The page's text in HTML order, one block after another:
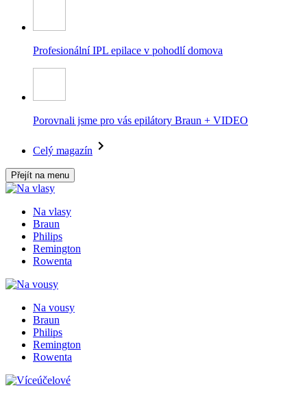
Profesionální IPL epilace v pohodlí domova
Porovnali jsme pro vás epilátory Braun + VIDEO
Celý magazín
Přejít na menu
Na vlasy
Braun
Philips
Remington
Rowenta
Na vousy
Braun
Philips
Remington
Rowenta